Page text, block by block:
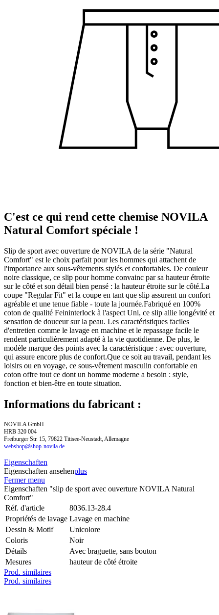
C'est ce qui rend cette chemise NOVILA
Natural Comfort spéciale !
Slip de sport avec ouverture de NOVILA de la série "Natural
Comfort" est le choix parfait pour les hommes qui attachent de
l'importance aux sous-vêtements stylés et confortables. De couleur
noire classique, ce slip pour homme convainc par sa hauteur étroite
sur le côté et son détail bien pensé : la hauteur étroite sur le côté.La
coupe "Regular Fit" et la coupe en tant que slip assurent un confort
agréable et une tenue fiable - toute la journée.Fabriqué en 100%
coton de qualité Feininterlock à l'aspect Uni, ce slip allie longévité et
sensation de douceur sur la peau. Les caractéristiques faciles
d'entretien comme le lavage en machine et le repassage facile le
rendent particulièrement adapté à la vie quotidienne. De plus, le
modèle marque des points avec la caractéristique : avec ouverture,
qui assure encore plus de confort.Que ce soit au travail, pendant les
loisirs ou en voyage, ce sous-vêtement masculin confortable en
coton offre tout ce dont un homme moderne a besoin : style,
fonction et bien-être en toute situation.
Informations du fabricant :
NOVILA GmbH
HRB 320 004
Freiburger Str. 15, 79822 Titisee-Neustadt, Allemagne
webshop@shop-novila.de
Eigenschaften
Eigenschaften ansehenplus
Fermer menu
Eigenschaften "slip de sport avec ouverture NOVILA Natural
Comfort"
Réf. d'article
8036.13-28.4
Propriétés de lavage Lavage en machine
Dessin & Motif
Unicolore
Coloris
Noir
Détails
Avec braguette, sans bouton
Mesures
hauteur de côté étroite
Prod. similaires
Prod. similaires